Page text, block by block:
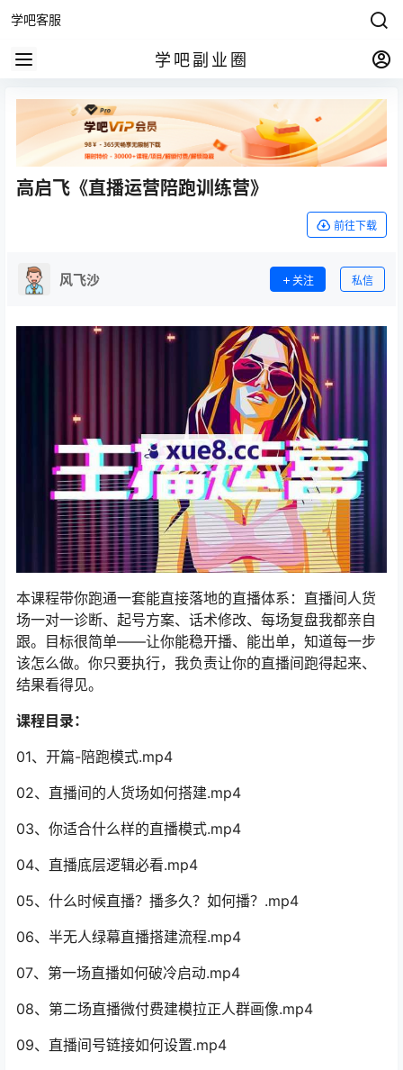
学吧客服
学吧副业圈
高启飞《直播运营陪跑训练营》
前往下载
风飞沙 关注 私信
本课程带你跑通一套能直接落地的直播体系：直播间人货
场一对一诊断、起号方案、话术修改、每场复盘我都亲自
跟。目标很简单——让你能稳开播、能出单，知道每一步
该怎么做。你只要执行，我负责让你的直播间跑得起来、
结果看得见。
课程目录：
01、开篇-陪跑模式.mp4
02、直播间的人货场如何搭建.mp4
03、你适合什么样的直播模式.mp4
04、直播底层逻辑必看.mp4
05、什么时候直播？播多久？如何播？.mp4
06、半无人绿幕直播搭建流程.mp4
07、第一场直播如何破冷启动.mp4
08、第二场直播微付费建模拉正人群画像.mp4
09、直播间号链接如何设置.mp4